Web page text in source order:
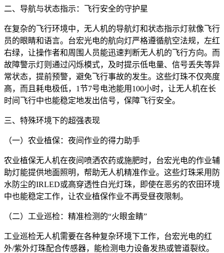
二、导航与状态指示：飞行安全的守护星
在复杂的飞行环境中，无人机的导航灯和状态指示灯就像飞行
员的眼睛和语言。台宏光电的航向灯严格遵循航空法规，左红
右绿，让操作者和周围人员能迅速判断无人机的飞行方向。而
故障警示灯则通过闪烁模式，及时提示低电量、信号丢失等异
常状态，提前预警，避免飞行事故的发生。这些灯珠不仅亮度
高，而且耗电极低，1节7号电池能用100小时，让无人机在长
时间飞行中也能稳定地发出信号，保障飞行安全。
三、特殊环境下的超强表现
（一）农业植保：夜间作业的得力助手
农业植保无人机在夜间喷洒农药或施肥时，台宏光电的作业辅
助灯能提供地面照明，帮助无人机精准作业。这些灯珠采用防
水防尘的IRLED或高穿透性白光灯珠，即使在恶劣的农田环境
中也能稳定工作，让农业植保作业不再受昼夜限制。
（二）工业巡检：精准检测的“火眼金睛”
工业巡检无人机需要在各种复杂环境下工作，台宏光电的红
外/紫外灯珠配合传感器，能检测电力设备发热或管道裂纹。